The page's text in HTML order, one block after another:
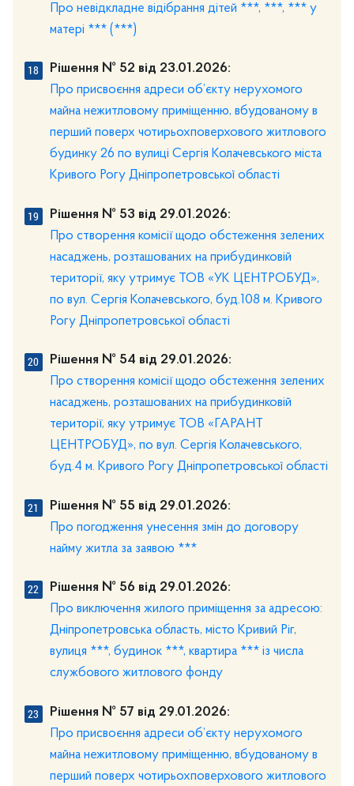
Про невідкладне відібрання дітей ***, ***, *** у
матері *** (***)
Рішення № 52 від 23.01.2026:
Про присвоєння адреси об’єкту нерухомого
майна нежитловому приміщенню, вбудованому в
перший поверх чотирьохповерхового житлового
будинку 26 по вулиці Сергія Колачевського міста
Кривого Рогу Дніпропетровської області
Рішення № 53 від 29.01.2026:
Про створення комісії щодо обстеження зелених
насаджень, розташованих на прибудинковій
території, яку утримує ТОВ «УК ЦЕНТРОБУД»,
по вул. Сергія Колачевського, буд.108 м. Кривого
Рогу Дніпропетровської області
Рішення № 54 від 29.01.2026:
Про створення комісії щодо обстеження зелених
насаджень, розташованих на прибудинковій
території, яку утримує ТОВ «ГАРАНТ
ЦЕНТРОБУД», по вул. Сергія Колачевського,
буд.4 м. Кривого Рогу Дніпропетровської області
Рішення № 55 від 29.01.2026:
Про погодження унесення змін до договору
найму житла за заявою ***
Рішення № 56 від 29.01.2026:
Про виключення жилого приміщення за адресою:
Дніпропетровська область, місто Кривий Ріг,
вулиця ***, будинок ***, квартира *** із числа
службового житлового фонду
Рішення № 57 від 29.01.2026:
Про присвоєння адреси об’єкту нерухомого
майна нежитловому приміщенню, вбудованому в
перший поверх чотирьохповерхового житлового